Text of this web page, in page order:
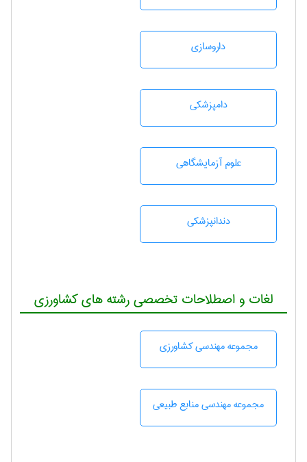
داروسازی
دامپزشكی
علوم آزمايشگاهی
دندانپزشكی
لغات و اصطلاحات تخصصی رشته های کشاورزی
مجموعه مهندسی كشاورزی
مجموعه مهندسی منابع طبيعی